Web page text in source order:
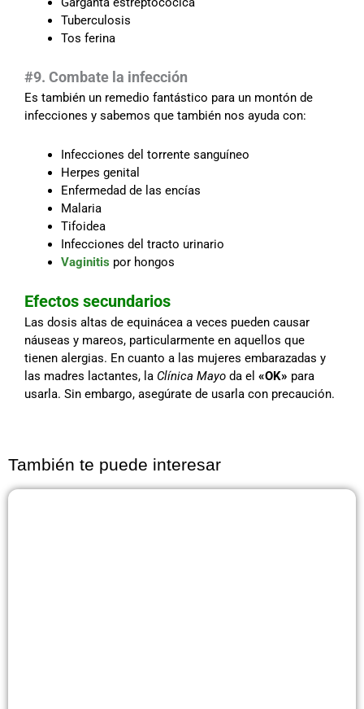
Tuberculosis
Tos ferina
#9. Combate la infección
Es también un remedio fantástico para un montón de
infecciones y sabemos que también nos ayuda con:
Infecciones del torrente sanguíneo
Herpes genital
Enfermedad de las encías
Malaria
Tifoidea
Infecciones del tracto urinario
Vaginitis por hongos
Efectos secundarios
Las dosis altas de equinácea a veces pueden causar
náuseas y mareos, particularmente en aquellos que
tienen alergias. En cuanto a las mujeres embarazadas y
las madres lactantes, la Clínica Mayo da el «OK» para
usarla. Sin embargo, asegúrate de usarla con precaución.
También te puede interesar